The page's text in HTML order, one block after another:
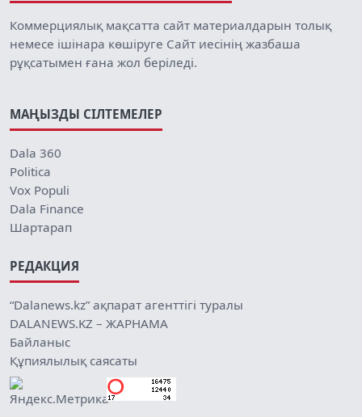
Коммерциялық мақсатта сайт материалдарын толық
немесе ішінара көшіруге Сайт иесінің жазбаша
рұқсатымен ғана жол беріледі.
МАҢЫЗДЫ СІЛТЕМЕЛЕР
Dala 360
Politica
Vox Populi
Dala Finance
Шартарап
РЕДАКЦИЯ
“Dalanews.kz” ақпарат агенттігі туралы
DALANEWS.KZ – ЖАРНАМА
Байланыс
Құпиялылық саясаты